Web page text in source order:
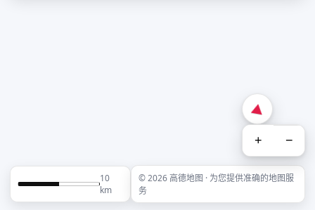
+ −
10
km
© 2026 高德地图 · 为您提供准确的地图服
务